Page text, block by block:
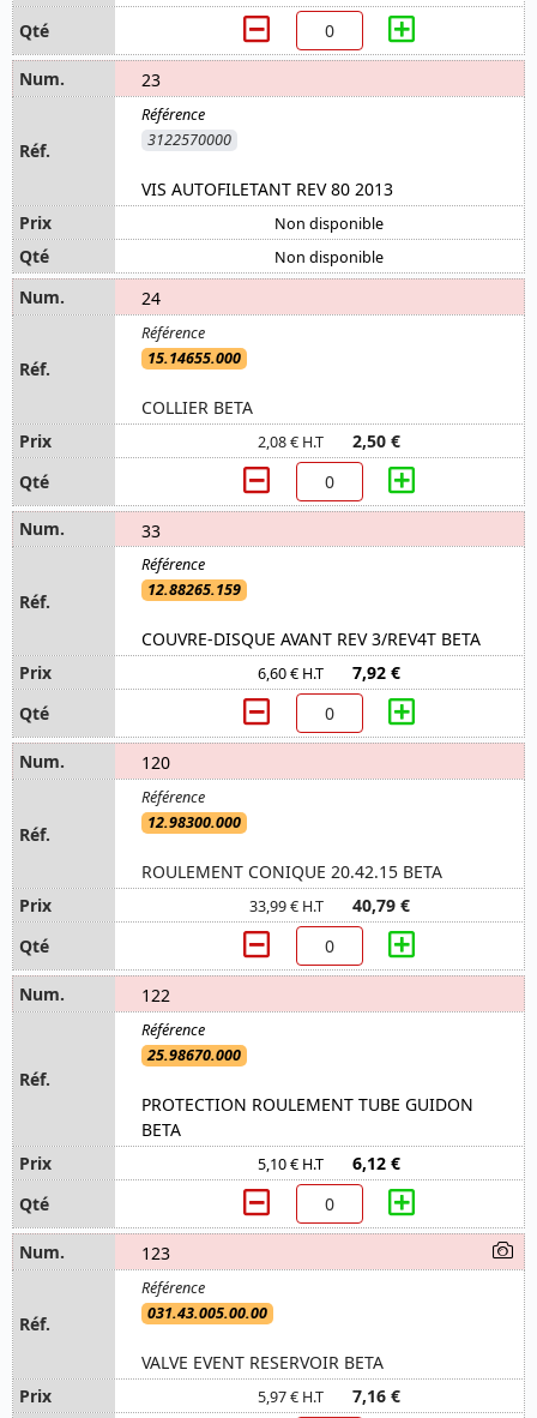
23
3122570000
VIS AUTOFILETANT REV 80 2013
Non disponible
Non disponible
24
15.14655.000
COLLIER BETA
2,08 € H.T 2,50 €
33
12.88265.159
COUVRE-DISQUE AVANT REV 3/REV4T BETA
6,60 € H.T 7,92 €
120
12.98300.000
ROULEMENT CONIQUE 20.42.15 BETA
33,99 € H.T 40,79 €
122
25.98670.000
PROTECTION ROULEMENT TUBE GUIDON
BETA
5,10 € H.T 6,12 €
123
031.43.005.00.00
VALVE EVENT RESERVOIR BETA
5,97 € H.T 7,16 €